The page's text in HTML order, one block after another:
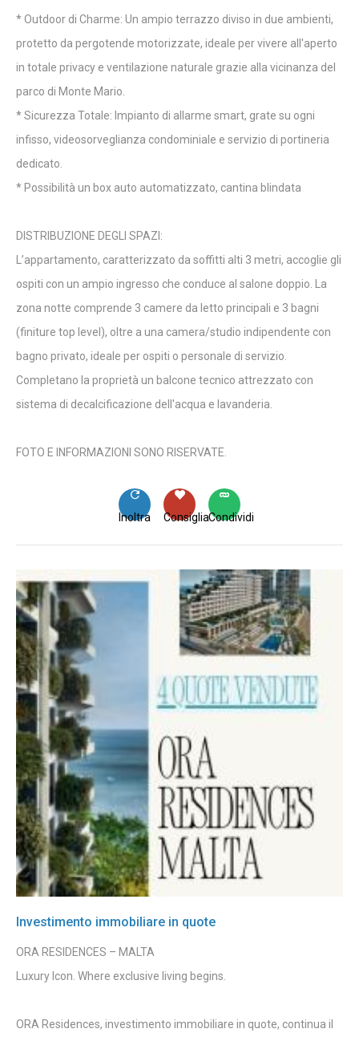
* Outdoor di Charme: Un ampio terrazzo diviso in due ambienti,
protetto da pergotende motorizzate, ideale per vivere all'aperto
in totale privacy e ventilazione naturale grazie alla vicinanza del
parco di Monte Mario.
* Sicurezza Totale: Impianto di allarme smart, grate su ogni
infisso, videosorveglianza condominiale e servizio di portineria
dedicato.
* Possibilità un box auto automatizzato, cantina blindata
DISTRIBUZIONE DEGLI SPAZI:
L’appartamento, caratterizzato da soffitti alti 3 metri, accoglie gli
ospiti con un ampio ingresso che conduce al salone doppio. La
zona notte comprende 3 camere da letto principali e 3 bagni
(finiture top level), oltre a una camera/studio indipendente con
bagno privato, ideale per ospiti o personale di servizio.
Completano la proprietà un balcone tecnico attrezzato con
sistema di decalcificazione dell'acqua e lavanderia.
FOTO E INFORMAZIONI SONO RISERVATE.
Condividi
Consiglia
Inoltra
Investimento immobiliare in quote
ORA RESIDENCES – MALTA
Luxury Icon. Where exclusive living begins.
ORA Residences, investimento immobiliare in quote, continua il